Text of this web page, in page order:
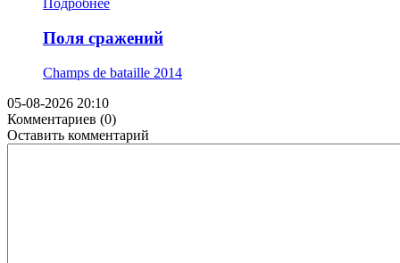
Подробнее
Поля сражений
Champs de bataille 2014
05-08-2026 20:10
Комментариев (0)
Оставить комментарий